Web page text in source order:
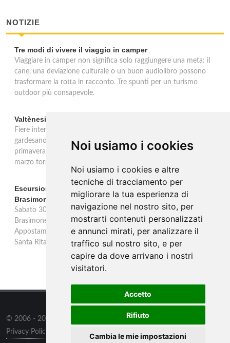
Noi usiamo i cookies
Noi usiamo i cookies e altre
tecniche di tracciamento per
migliorare la tua esperienza di
navigazione nel nostro sito, per
mostrarti contenuti personalizzati
e annunci mirati, per analizzare il
traffico sul nostro sito, e per
capire da dove arrivano i nostri
visitatori.
Accetto
Rifiuto
Cambia le mie impostazioni
NOTIZIE
Tre modi di vivere il viaggio in camper
Viaggiare in camper non significa solo raggiungere una meta: il
cane, una deviazione culturale o un buon audiolibro possono
trasformare la rotta in racconto. Tre spunti per un turismo
outdoor più consapevole.
Valtènesi: una primavera di eventi tra rosé e Lago di Garda
Fiere internazionali, eventi sul territorio e racconto del rosé
gardesano. Il Consorzio Valtènesi presenta il calendario della
primavera 2026 sulla sponda bresciana del Lago di Garda. Il 23
marzo torna La Prima del Valtènesi per stampa e operatori.
Escursione con appostamento ai Laghi di Suviana e
Brasimone: caccia fotografica alla fauna
Sabato 30 agosto escursione speciale ai Laghi di Suviana e
Brasimone dalle 17 alle 23 per osservare cervi, volpi, lepri e lupi.
Appostamento al crepuscolo nel massimo silenzio. Ritrovo Chiesa
Santa Rita al Brasimone, prenotazione obbligatoria.
© 2006 - 2026
tutti i diritti riservati.
Privacy Policy
Preferenze sui Cookies